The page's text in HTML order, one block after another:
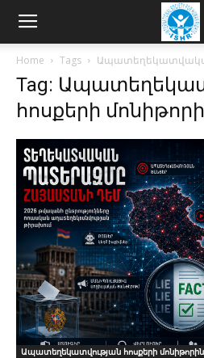
Home Tags
Tag:
հոսքերի
Ապատեղեկատվության հոսքերի